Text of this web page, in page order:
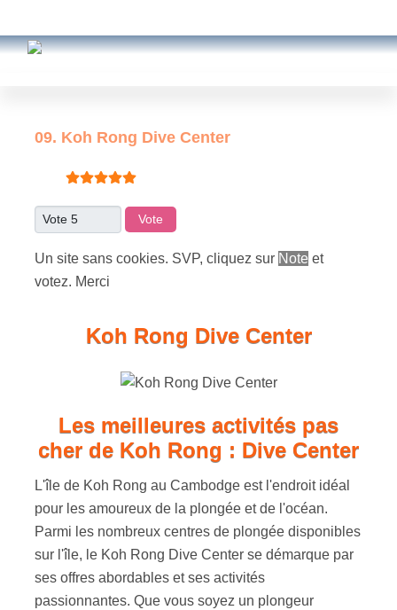
09. Koh Rong Dive Center
Vote utilisateur:
Veuillez voter
Un site sans cookies. SVP, cliquez sur Note et
votez. Merci
Koh Rong Dive Center
Les meilleures activités pas
cher de Koh Rong : Dive Center
L'île de Koh Rong au Cambodge est l'endroit idéal
pour les amoureux de la plongée et de l'océan.
Parmi les nombreux centres de plongée disponibles
sur l'île, le Koh Rong Dive Center se démarque par
ses offres abordables et ses activités
passionnantes. Que vous soyez un plongeur